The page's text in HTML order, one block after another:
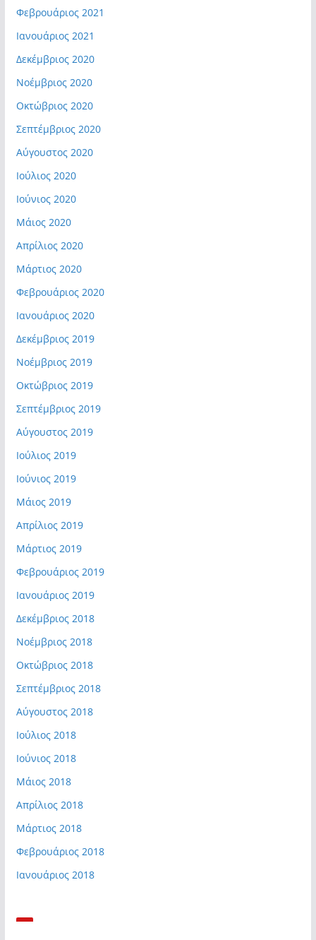
Φεβρουάριος 2021
Ιανουάριος 2021
Δεκέμβριος 2020
Νοέμβριος 2020
Οκτώβριος 2020
Σεπτέμβριος 2020
Αύγουστος 2020
Ιούλιος 2020
Ιούνιος 2020
Μάιος 2020
Απρίλιος 2020
Μάρτιος 2020
Φεβρουάριος 2020
Ιανουάριος 2020
Δεκέμβριος 2019
Νοέμβριος 2019
Οκτώβριος 2019
Σεπτέμβριος 2019
Αύγουστος 2019
Ιούλιος 2019
Ιούνιος 2019
Μάιος 2019
Απρίλιος 2019
Μάρτιος 2019
Φεβρουάριος 2019
Ιανουάριος 2019
Δεκέμβριος 2018
Νοέμβριος 2018
Οκτώβριος 2018
Σεπτέμβριος 2018
Αύγουστος 2018
Ιούλιος 2018
Ιούνιος 2018
Μάιος 2018
Απρίλιος 2018
Μάρτιος 2018
Φεβρουάριος 2018
Ιανουάριος 2018